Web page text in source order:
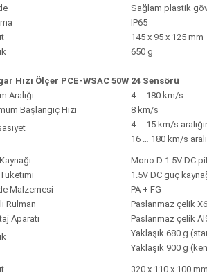
Sağlam plastik
IP65
145 x 95 x 125 mm
650 g
Hızı Ölçer PCE-WSAC 50W 24 Sensörü
Aralığı
4 ... 180 km/s
Başlangıç Hızı
8 km/s
4 … 15 km/s
16 … 180 km/s
Mono D 1.5V DC pil
1.5V DC güç
Malzemesi
PA + FG
Rulman
Paslanmaz çelik
Aparatı
Paslanmaz çelik
Yaklaşık 680 g
Yaklaşık 900 g
320 x 110 x 100 mm